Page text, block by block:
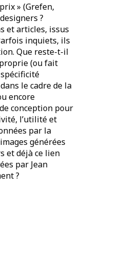
» (Grefen,
?
et articles, issus
inquiets, ils
Que reste-t-il
(ou fait
le cadre de la
encore
conception pour
l’utilité et
par la
générées
et déjà ce lien
par Jean
?